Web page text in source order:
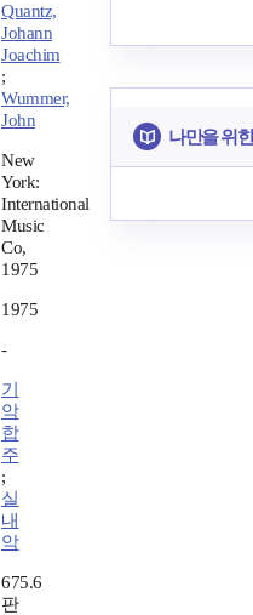
Quantz,
Johann
Joachim
;
Wummer,
John
New
York:
International
Music
Co,
1975
1975
-
기
악
합
주
;
실
내
악
675.6
판
나만을 위